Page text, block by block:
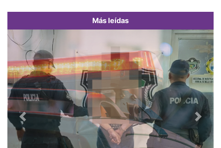
Más leídas
Previous Next